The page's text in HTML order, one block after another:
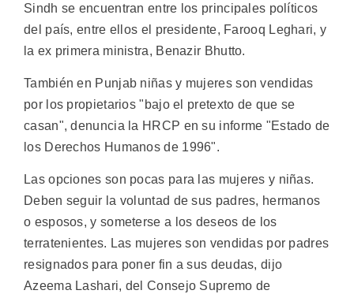
Sindh se encuentran entre los principales políticos
del país, entre ellos el presidente, Farooq Leghari, y
la ex primera ministra, Benazir Bhutto.
También en Punjab niñas y mujeres son vendidas
por los propietarios "bajo el pretexto de que se
casan", denuncia la HRCP en su informe "Estado de
los Derechos Humanos de 1996".
Las opciones son pocas para las mujeres y niñas.
Deben seguir la voluntad de sus padres, hermanos
o esposos, y someterse a los deseos de los
terratenientes. Las mujeres son vendidas por padres
resignados para poner fin a sus deudas, dijo
Azeema Lashari, del Consejo Supremo de